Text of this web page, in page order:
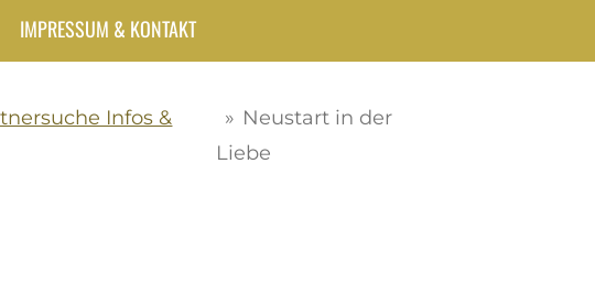
IMPRESSUM & KONTAKT
Infos &
» Neustart in der
Liebe